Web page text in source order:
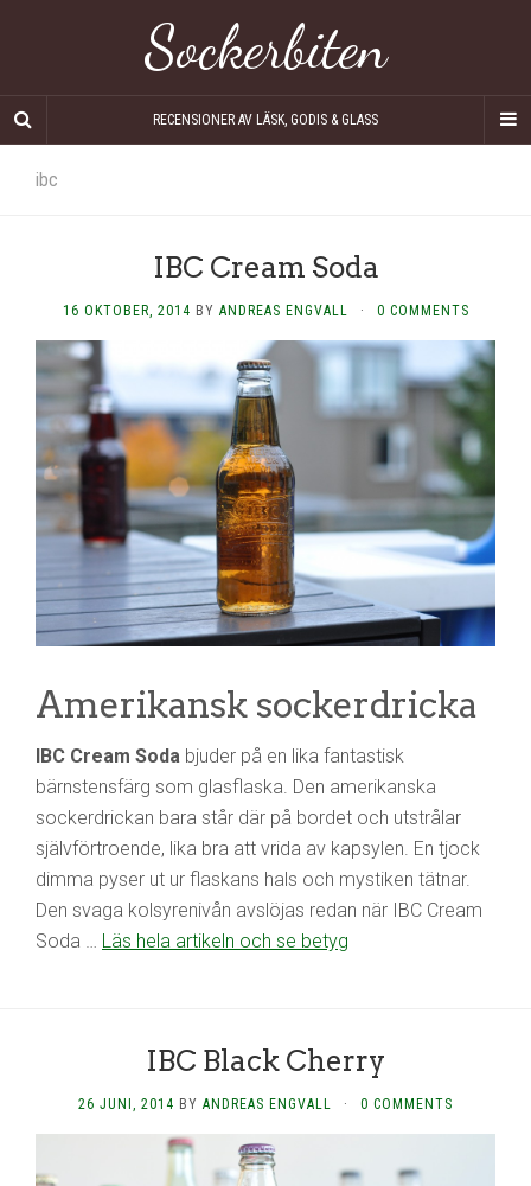
Sockerbiten
RECENSIONER AV LÄSK, GODIS & GLASS
ibc
IBC Cream Soda
16 OKTOBER, 2014 BY ANDREAS ENGVALL · 0 COMMENTS
Amerikansk sockerdricka
IBC Cream Soda bjuder på en lika fantastisk
bärnstensfärg som glasflaska. Den amerikanska
sockerdrickan bara står där på bordet och utstrålar
självförtroende, lika bra att vrida av kapsylen. En tjock
dimma pyser ut ur flaskans hals och mystiken tätnar.
Den svaga kolsyrenivån avslöjas redan när IBC Cream
Soda … Läs hela artikeln och se betyg
IBC Black Cherry
26 JUNI, 2014 BY ANDREAS ENGVALL · 0 COMMENTS